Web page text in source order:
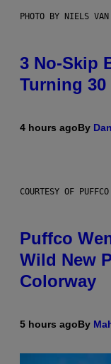
PHOTO BY NIELS
3 No-Skip
Turning 30
4 hours agoBy
COURTESY OF PUFFCO
Puffco
Wild New
Colorway
5 hours agoBy